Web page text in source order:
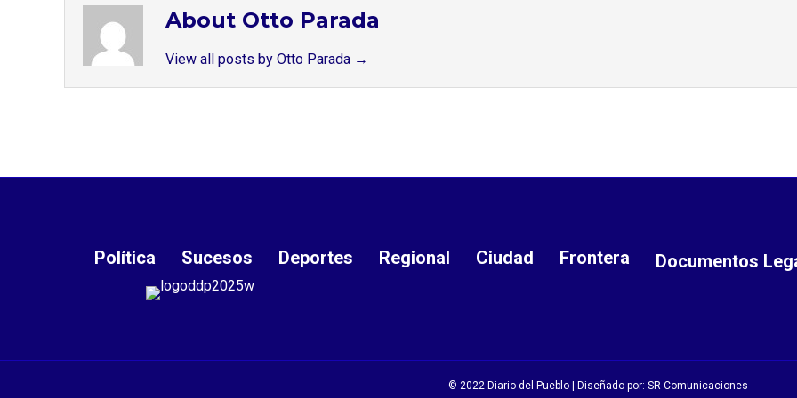
About Otto Parada
View all posts by Otto Parada →
Política Sucesos Deportes Regional Ciudad Frontera Documentos
© 2022 Diario del Pueblo | Diseñado por: SR Comunicaciones